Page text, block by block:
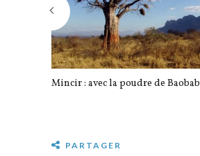
Mincir : avec la poudre de Baobab
PARTAGER